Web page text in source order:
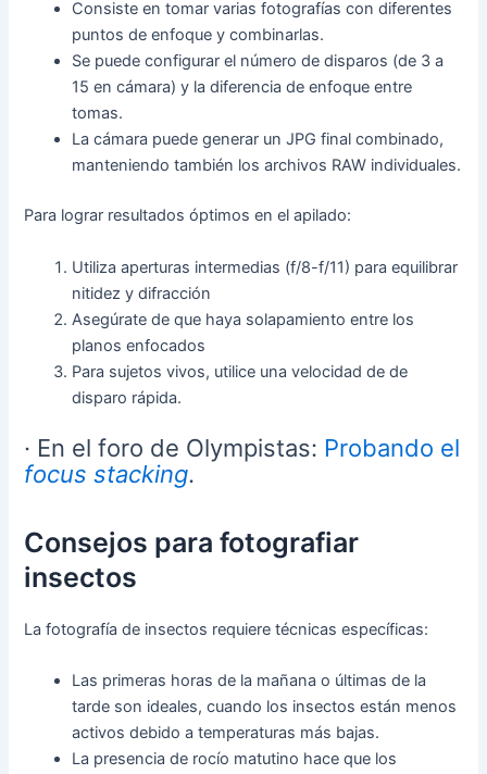
Consiste en tomar varias fotografías con diferentes
puntos de enfoque y combinarlas.
Se puede configurar el número de disparos (de 3 a
15 en cámara) y la diferencia de enfoque entre
tomas.
La cámara puede generar un JPG final combinado,
manteniendo también los archivos RAW individuales.
Para lograr resultados óptimos en el apilado:
Utiliza aperturas intermedias (f/8-f/11) para equilibrar
nitidez y difracción
Asegúrate de que haya solapamiento entre los
planos enfocados
Para sujetos vivos, utilice una velocidad de de
disparo rápida.
· En el foro de Olympistas: Probando el
focus stacking.
Consejos para fotografiar
insectos
La fotografía de insectos requiere técnicas específicas:
Las primeras horas de la mañana o últimas de la
tarde son ideales, cuando los insectos están menos
activos debido a temperaturas más bajas.
La presencia de rocío matutino hace que los